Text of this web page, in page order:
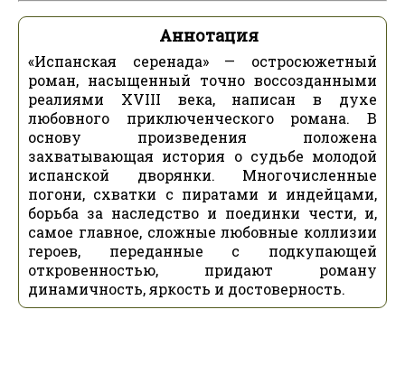
Аннотация
«Испанская серенада» — остросюжетный
роман, насыщенный точно воссозданными
реалиями XVIII века, написан в духе
любовного приключенческого романа. В
основу произведения положена
захватывающая история о судьбе молодой
испанской дворянки. Многочисленные
погони, схватки с пиратами и индейцами,
борьба за наследство и поединки чести, и,
самое главное, сложные любовные коллизии
героев, переданные с подкупающей
откровенностью, придают роману
динамичность, яркость и достоверность.